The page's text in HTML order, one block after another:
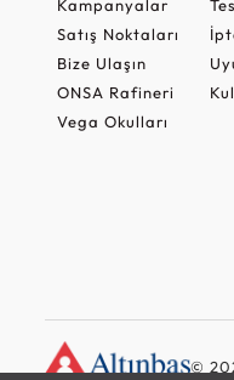
Kampanyalar
Satış Noktaları
Bize Ulaşın
ONSA Rafineri
Vega Okulları
©